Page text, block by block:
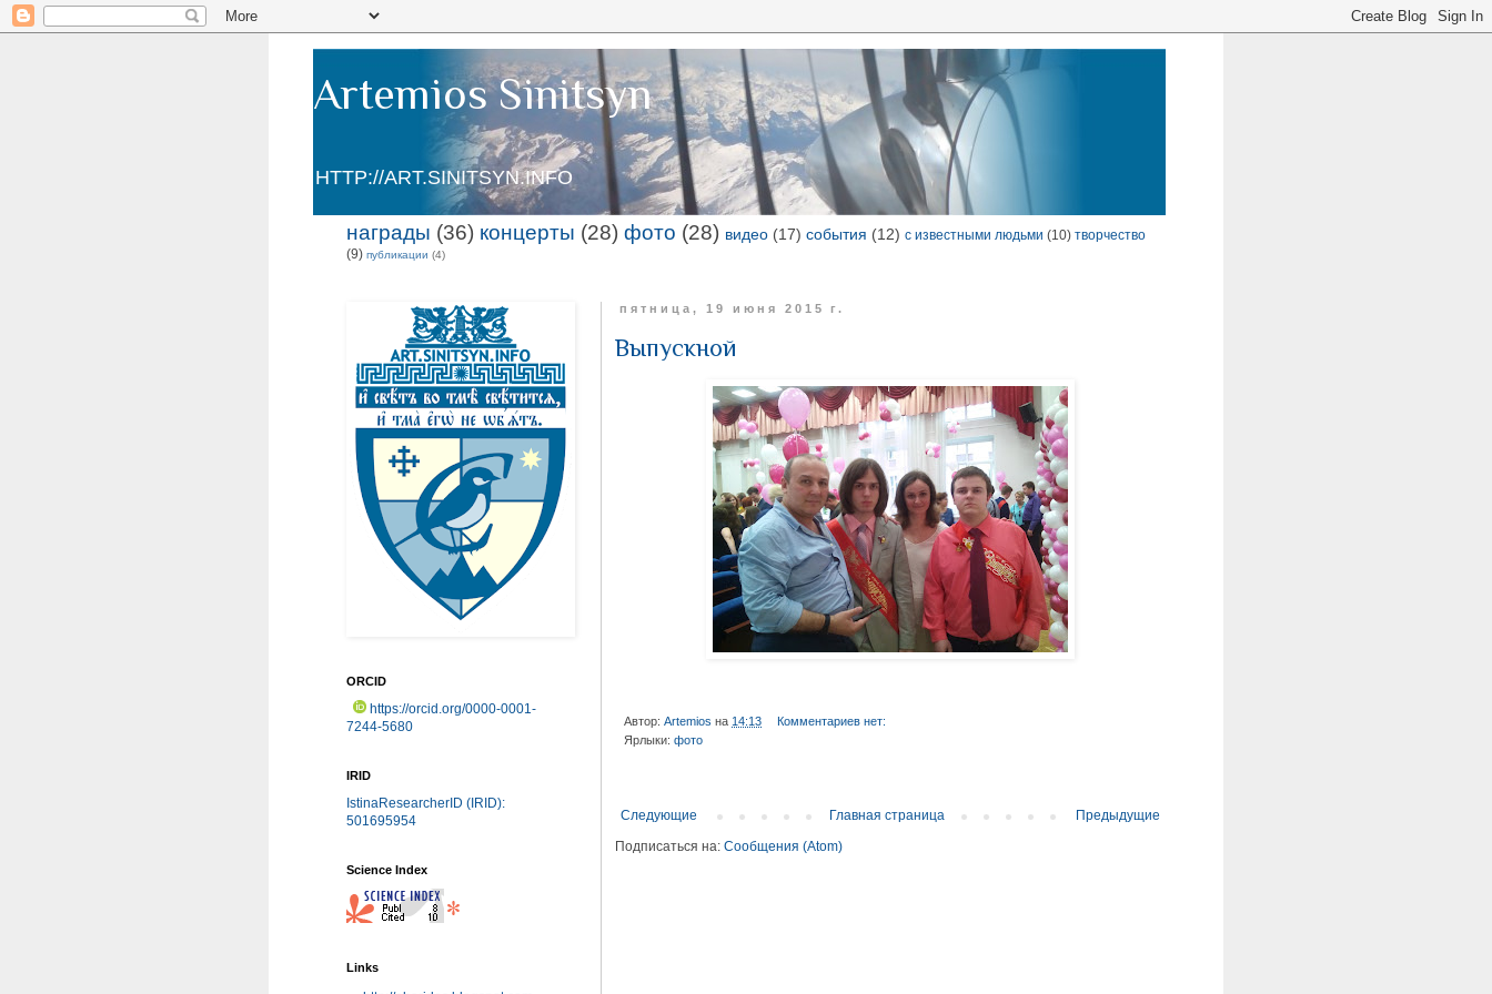
Artemios Sinitsyn
HTTP://ART.SINITSYN.INFO
награды (36) концерты (28) фото (28) видео (17) события (12) с известными людьми (10) творчество
(9) публикации (4)
пятница, 19 июня 2015 г.
Выпускной
Автор: Artemios на 14:13
Комментариев нет:
Ярлыки: фото
Следующие Предыдущие
Главная страница
Подписаться на: Сообщения (Atom)
ORCID
https://orcid.org/0000-0001-
7244-5680
IRID
IstinaResearcherID (IRID):
501695954
Science Index
Links